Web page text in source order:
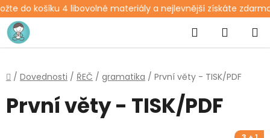
do košíku 4 libovolné materiály a nejlevnější získáte
Přejít
na
obsah
Hledat
KOŠÍK
Domů
/ Dovednosti / ŘEČ / gramatika / První věty - TISK/PDF
První věty - TISK/PDF